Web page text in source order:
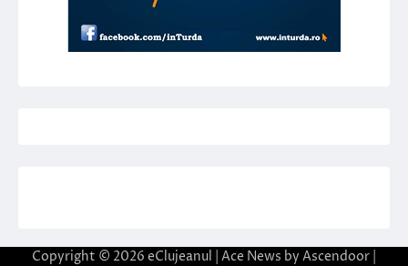
Copyright © 2026 eClujeanul | Ace News by Ascendoor